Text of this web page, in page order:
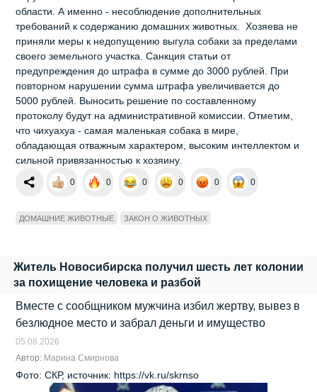
области. А именно - несоблюдение дополнительных
требований к содержанию домашних животных. Хозяева не
приняли меры к недопущению выгула собаки за пределами
своего земельного участка. Санкция статьи от
предупреждения до штрафа в сумме до 3000 рублей. При
повторном нарушении сумма штрафа увеличивается до
5000 рублей. Выносить решение по составленному
протоколу будут на административной комиссии. Отметим,
что чихуахуа - самая маленькая собака в мире,
обладающая отважным характером, высоким интеллектом и
сильной привязанностью к хозяину.
0 0 0 0 0 0
ДОМАШНИЕ ЖИВОТНЫЕ ЗАКОН О ЖИВОТНЫХ
Житель Новосибирска получил шесть лет колонии
за похищение человека и разбой
Вместе с сообщником мужчина избил жертву, вывез в
безлюдное место и забрал деньги и имущество
05.08.2026
Автор: Марина Смирнова
Фото: СКР, источник: https://vk.ru/skrnso